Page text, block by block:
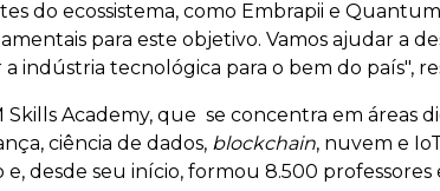
do ecossistema, como Embrapii e
para este objetivo. Vamos ajudar a
indústria tecnológica para o bem do país",
Academy, que se concentra em áreas
ciência de dados, blockchain, nuvem e
desde seu início, formou 8.500 professores